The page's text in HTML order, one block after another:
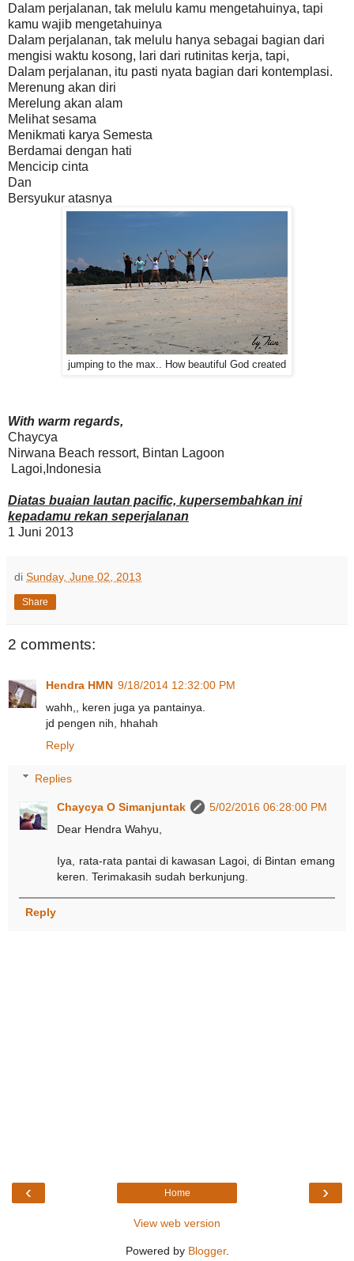
Dalam perjalanan, tak melulu kamu mengetahuinya, tapi
kamu wajib mengetahuinya
Dalam perjalanan, tak melulu hanya sebagai bagian dari
mengisi waktu kosong, lari dari rutinitas kerja, tapi,
Dalam perjalanan, itu pasti nyata bagian dari kontemplasi.
Merenung akan diri
Merelung akan alam
Melihat sesama
Menikmati karya Semesta
Berdamai dengan hati
Mencicip cinta
Dan
Bersyukur atasnya
jumping to the max.. How beautiful God created
With warm regards,
Chaycya
Nirwana Beach ressort, Bintan Lagoon
Lagoi,Indonesia
Diatas buaian lautan pacific, kupersembahkan ini
kepadamu rekan seperjalanan
1 Juni 2013
di Sunday, June 02, 2013
Share
2 comments:
Hendra HMN 9/18/2014 12:32:00 PM
wahh,, keren juga ya pantainya.
jd pengen nih, hhahah
Reply
Replies
Chaycya O Simanjuntak
5/02/2016 06:28:00 PM
Dear Hendra Wahyu,
Iya, rata-rata pantai di kawasan Lagoi, di Bintan emang
keren. Terimakasih sudah berkunjung.
Reply
‹ ›
Home
View web version
Powered by Blogger.